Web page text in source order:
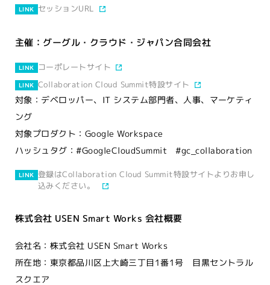
LINK セッションURL
主催：グーグル・クラウド・ジャパン合同会社
LINK コーポレートサイト
LINK Collaboration Cloud Summit特設サイト
対象：デベロッパー、IT システム部門者、人事、マーケティ
ング
対象プロダクト：Google Workspace
ハッシュタグ：#GoogleCloudSummit #gc_collaboration
LINK 登録はCollaboration Cloud Summit特設サイトよりお申し
込みください。
株式会社 USEN Smart Works 会社概要
会社名：株式会社 USEN Smart Works
所在地：東京都品川区上大崎三丁目1番1号 目黒セントラル
スクエア